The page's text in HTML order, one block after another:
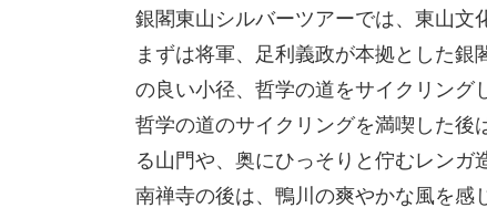
銀閣東山シルバーツアーでは、東山文
まずは将軍、足利義政が本拠とした
の良い小径、哲学の道をサイクリング
哲学の道のサイクリングを満喫した後
る山門や、奥にひっそりと佇むレンガ
南禅寺の後は、鴨川の爽やかな風を感